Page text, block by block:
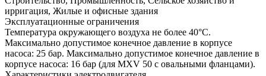
ирригация, Жилые и офисные здания
Эксплуатационные ограничения
Температура окружающего воздуха не более 40°C.
Максимально допустимое конечное давление в корпусе
насоса: 25 бар. Максимально допустимое конечное давление в
корпусе насоса: 16 бар (для MXV 50 с овальными фланцами).